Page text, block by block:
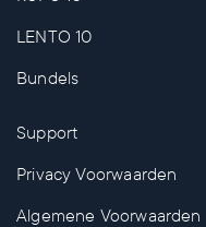
LENTO 10
Bundels
Support
Privacy Voorwaarden
Algemene Voorwaarden